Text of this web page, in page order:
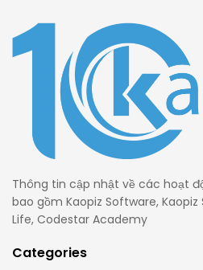
Thông tin cập nhật về các hoạt
bao gồm Kaopiz Software, Kaopiz
Life, Codestar Academy
Categories